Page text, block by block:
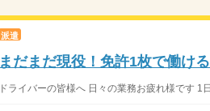
派遣
まだまだ現役！免許1枚で働け
ドライバーの皆様へ 日々の業務お疲れ様です